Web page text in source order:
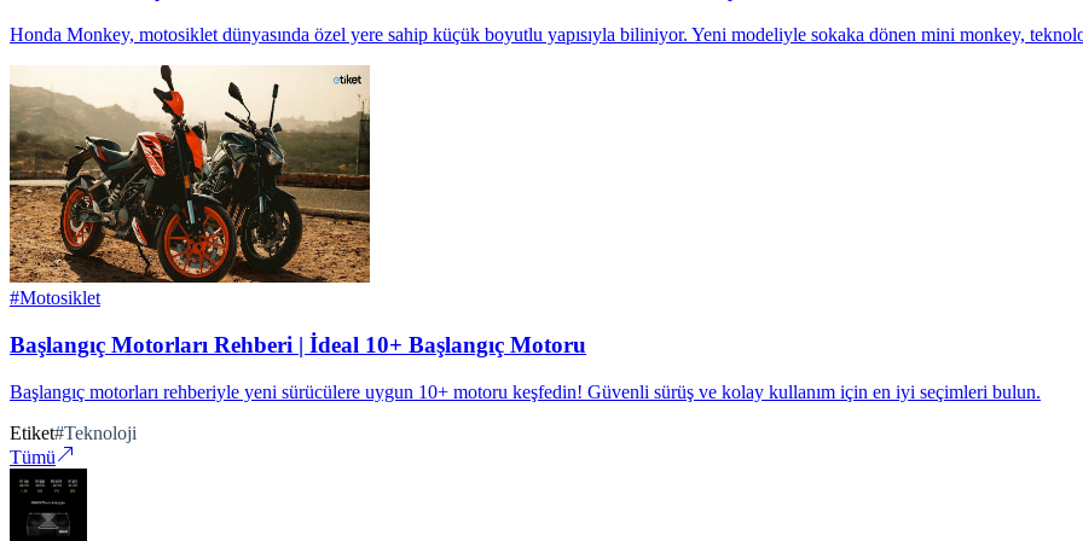
Honda Monkey, motosiklet dünyasında özel yere sahip küçük boyutlu yapısıyla biliniyor. Yeni modeliyle sokaka dönen mini monkey,
#Motosiklet
Başlangıç Motorları Rehberi | İdeal 10+ Başlangıç Motoru
Başlangıç motorları rehberiyle yeni sürücülere uygun 10+ motoru keşfedin! Güvenli sürüş ve kolay kullanım için en iyi seçimleri bulun.
Etiket#Teknoloji
Tümü